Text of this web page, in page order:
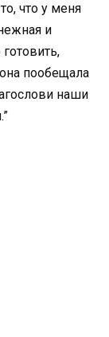
что у меня
и
пообещала
наши